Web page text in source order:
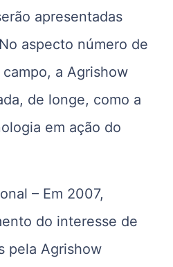
apresentadas
aspecto número de
a Agrishow
de longe, como a
em ação do
– Em 2007,
do interesse de
pela Agrishow